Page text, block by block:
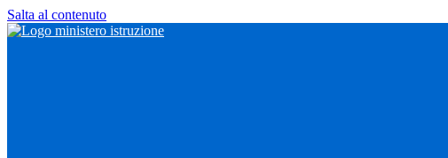
Salta al contenuto